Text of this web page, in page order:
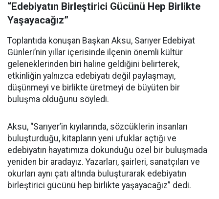
“Edebiyatın Birleştirici Gücünü Hep Birlikte
Yaşayacağız”
Toplantıda konuşan Başkan Aksu, Sarıyer Edebiyat
Günleri’nin yıllar içerisinde ilçenin önemli kültür
geleneklerinden biri haline geldiğini belirterek,
etkinliğin yalnızca edebiyatı değil paylaşmayı,
düşünmeyi ve birlikte üretmeyi de büyüten bir
buluşma olduğunu söyledi.
Aksu, “Sarıyer’in kıyılarında, sözcüklerin insanları
buluşturduğu, kitapların yeni ufuklar açtığı ve
edebiyatın hayatımıza dokunduğu özel bir buluşmada
yeniden bir aradayız. Yazarları, şairleri, sanatçıları ve
okurları aynı çatı altında buluşturarak edebiyatın
birleştirici gücünü hep birlikte yaşayacağız” dedi.